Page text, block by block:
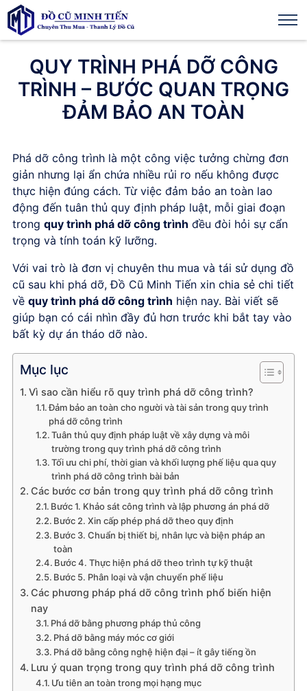
QUY TRÌNH PHÁ DỠ CÔNG
TRÌNH – BƯỚC QUAN TRỌNG
ĐẢM BẢO AN TOÀN
Phá dỡ công trình là một công việc tưởng chừng đơn
giản nhưng lại ẩn chứa nhiều rủi ro nếu không được
thực hiện đúng cách. Từ việc đảm bảo an toàn lao
động đến tuân thủ quy định pháp luật, mỗi giai đoạn
trong quy trình phá dỡ công trình đều đòi hỏi sự cẩn
trọng và tính toán kỹ lưỡng.
Với vai trò là đơn vị chuyên thu mua và tái sử dụng đồ
cũ sau khi phá dỡ, Đồ Cũ Minh Tiến xin chia sẻ chi tiết
về quy trình phá dỡ công trình hiện nay. Bài viết sẽ
giúp bạn có cái nhìn đầy đủ hơn trước khi bắt tay vào
bất kỳ dự án tháo dỡ nào.
Mục lục
Vì sao cần hiểu rõ quy trình phá dỡ công trình?
Đảm bảo an toàn cho người và tài sản trong quy trình
phá dỡ công trình
Tuân thủ quy định pháp luật về xây dựng và môi
trường trong quy trình phá dỡ công trình
Tối ưu chi phí, thời gian và khối lượng phế liệu qua quy
trình phá dỡ công trình bài bản
Các bước cơ bản trong quy trình phá dỡ công trình
Bước 1. Khảo sát công trình và lập phương án phá dỡ
Bước 2. Xin cấp phép phá dỡ theo quy định
Bước 3. Chuẩn bị thiết bị, nhân lực và biện pháp an
toàn
Bước 4. Thực hiện phá dỡ theo trình tự kỹ thuật
Bước 5. Phân loại và vận chuyển phế liệu
Các phương pháp phá dỡ công trình phổ biến hiện
nay
Phá dỡ bằng phương pháp thủ công
Phá dỡ bằng máy móc cơ giới
Phá dỡ bằng công nghệ hiện đại – ít gây tiếng ồn
Lưu ý quan trọng trong quy trình phá dỡ công trình
Ưu tiên an toàn trong mọi hạng mục